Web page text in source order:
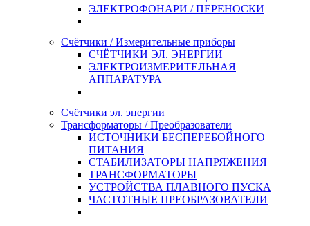
ЭЛЕКТРОФОНАРИ / ПЕРЕНОСКИ
Счётчики / Измерительные приборы
СЧЁТЧИКИ ЭЛ. ЭНЕРГИИ
ЭЛЕКТРОИЗМЕРИТЕЛЬНАЯ
АППАРАТУРА
Счётчики эл. энергии
Трансформаторы / Преобразователи
ИСТОЧНИКИ БЕСПЕРЕБОЙНОГО
ПИТАНИЯ
СТАБИЛИЗАТОРЫ НАПРЯЖЕНИЯ
ТРАНСФОРМАТОРЫ
УСТРОЙСТВА ПЛАВНОГО ПУСКА
ЧАСТОТНЫЕ ПРЕОБРАЗОВАТЕЛИ